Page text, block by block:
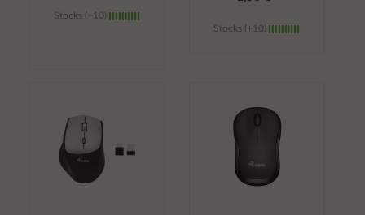
Stocks (+10)
Stocks (+10)
carrito